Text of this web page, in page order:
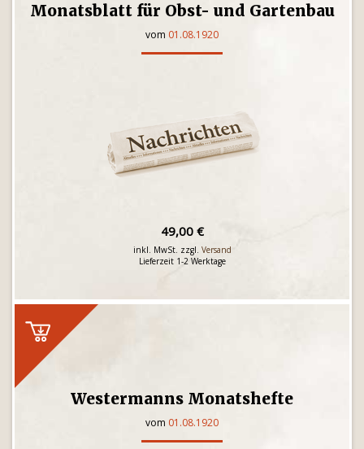
Monatsblatt für Obst- und Gartenbau
vom 01.08.1920
49,00 €
inkl. MwSt. zzgl. Versand
Lieferzeit 1-2 Werktage
Westermanns Monatshefte
vom 01.08.1920